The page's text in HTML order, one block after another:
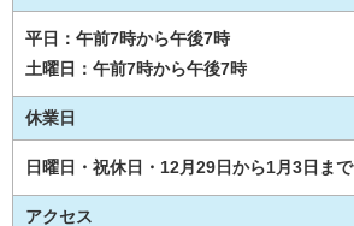
平日：午前7時から午後7時
土曜日：午前7時から午後7時
休業日
日曜日・祝休日・12月29日から1月3日まで
アクセス